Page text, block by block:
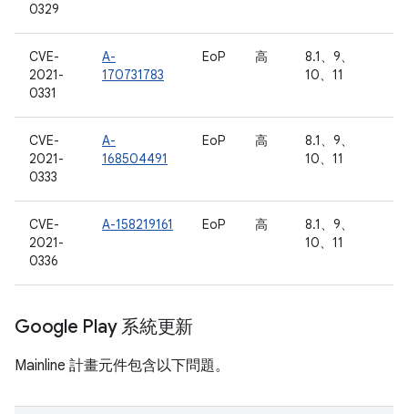
0329
CVE-
2021-
0331
A-
170731783
EoP 高
8.1、9、
10、11
CVE-
2021-
0333
A-
168504491
EoP 高
8.1、9、
10、11
CVE-
2021-
0336
A-158219161 EoP 高
8.1、9、
10、11
Google Play 系統更新
Mainline 計畫元件包含以下問題。